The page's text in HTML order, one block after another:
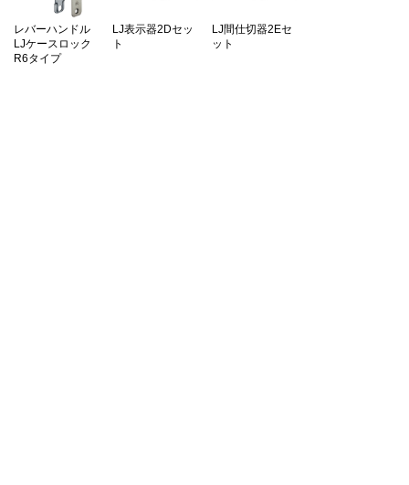
レバーハンドル
LJケースロック
R6タイプ
LJ表示器2Dセッ
ト
LJ間仕切器2Eセ
ット